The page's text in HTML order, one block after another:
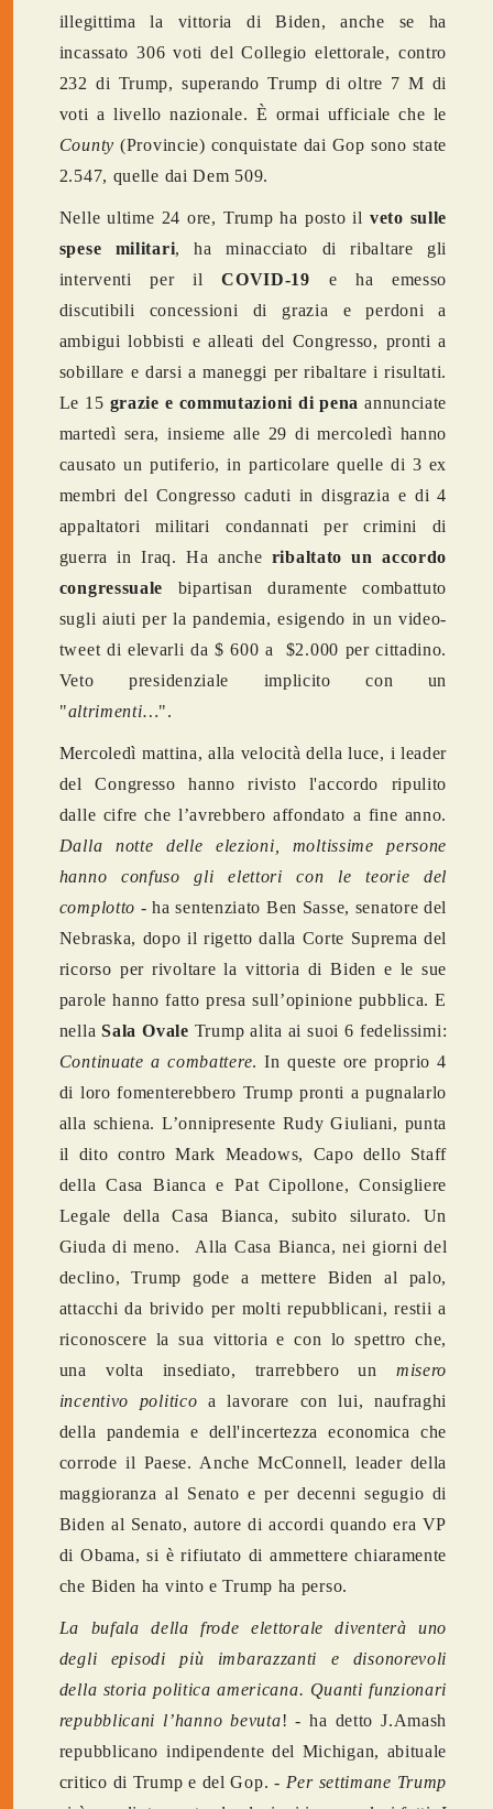
illegittima la vittoria di Biden, anche se ha
incassato 306 voti del Collegio elettorale, contro
232 di Trump, superando Trump di oltre 7 M di
voti a livello nazionale. È ormai ufficiale che le
County (Provincie) conquistate dai Gop sono state
2.547, quelle dai Dem 509.
Nelle ultime 24 ore, Trump ha posto il veto sulle
spese militari, ha minacciato di ribaltare gli
interventi per ilCOVID-19 e ha emesso
discutibili concessioni di grazia e perdoni a
ambigui lobbisti e alleati del Congresso, pronti a
sobillare e darsi a maneggi per ribaltare i risultati.
Le 15 grazie e commutazioni di pena annunciate
martedì sera, insieme alle 29 di mercoledì hanno
causato un putiferio, in particolare quelle di 3 ex
membri del Congresso caduti in disgrazia e di 4
appaltatori militari condannati per crimini di
guerra in Iraq. Ha anche ribaltato un accordo
congressuale bipartisan duramente combattuto
sugli aiuti per la pandemia, esigendo in un video-
tweet di elevarli da $ 600 a $2.000 per cittadino.
Veto presidenziale implicito con un
"altrimenti…".
Mercoledì mattina, alla velocità della luce, i leader
del Congresso hanno rivisto l'accordo ripulito
dalle cifre che l’avrebbero affondato a fine anno.
Dalla notte delle elezioni, moltissime persone
hanno confuso gli elettori con le teorie del
complotto - ha sentenziato Ben Sasse, senatore del
Nebraska, dopo il rigetto dalla Corte Suprema del
ricorso per rivoltare la vittoria di Biden e le sue
parole hanno fatto presa sull’opinione pubblica. E
nellaSala Ovale Trump alita ai suoi 6 fedelissimi:
Continuate a combattere. In queste ore proprio 4
di loro fomenterebbero Trump pronti a pugnalarlo
alla schiena. L’onnipresente Rudy Giuliani, punta
il dito contro Mark Meadows, Capo dello Staff
della Casa Bianca e Pat Cipollone, Consigliere
Legale della Casa Bianca, subito silurato. Un
Giuda di meno.
Alla Casa Bianca, nei giorni del
declino, Trump gode a mettere Biden al palo,
attacchi da brivido per molti repubblicani, restii a
riconoscere la sua vittoria e con lo spettro che,
una volta insediato, trarrebbero un misero
incentivo politico a lavorare con lui, naufraghi
della pandemia e dell'incertezza economica che
corrode il Paese. Anche McConnell, leader della
maggioranza al Senato e per decenni segugio di
Biden al Senato, autore di accordi quando era VP
di Obama, si è rifiutato di ammettere chiaramente
che Biden ha vinto e Trump ha perso.
La bufala della frode elettorale diventerà uno
degli episodi più imbarazzanti e disonorevoli
della storia politica americana. Quanti funzionari
repubblicani l’hanno bevuta! - ha detto J.Amash
repubblicano indipendente del Michigan, abituale
critico di Trump e del Gop. - Per settimane Trump